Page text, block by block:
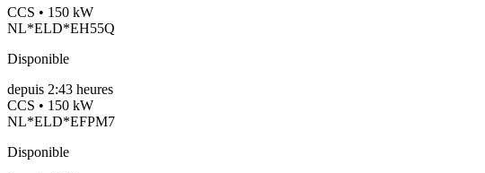
CCS • 150 kW
NL*ELD*EH55Q
Disponible
depuis 2:43 heures
CCS • 150 kW
NL*ELD*EFPM7
Disponible